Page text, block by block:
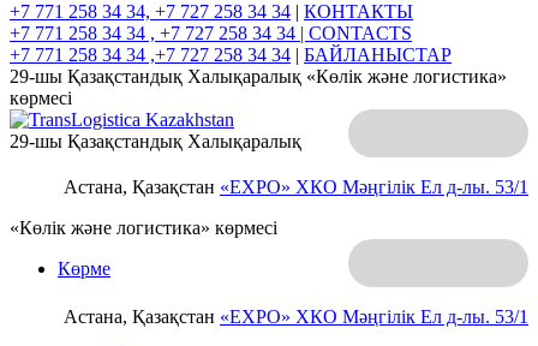
+7 771 258 34 34, +7 727 258 34 34 | КОНТАКТЫ
+7 771 258 34 34 , +7 727 258 34 34 | CONTACTS
+7 771 258 34 34 ,+7 727 258 34 34 | БАЙЛАНЫСТАР
29-шы Қазақстандық Халықаралық «Көлік және логистика»
көрмесі
Астана, Қазақстан «EXPO» ХКО Мәңгілік Ел д-лы. 53/1
29-шы Қазақстандық Халықаралық
«Көлік және логистика» көрмесі
Астана, Қазақстан «EXPO» ХКО Мәңгілік Ел д-лы. 53/1
Көрме